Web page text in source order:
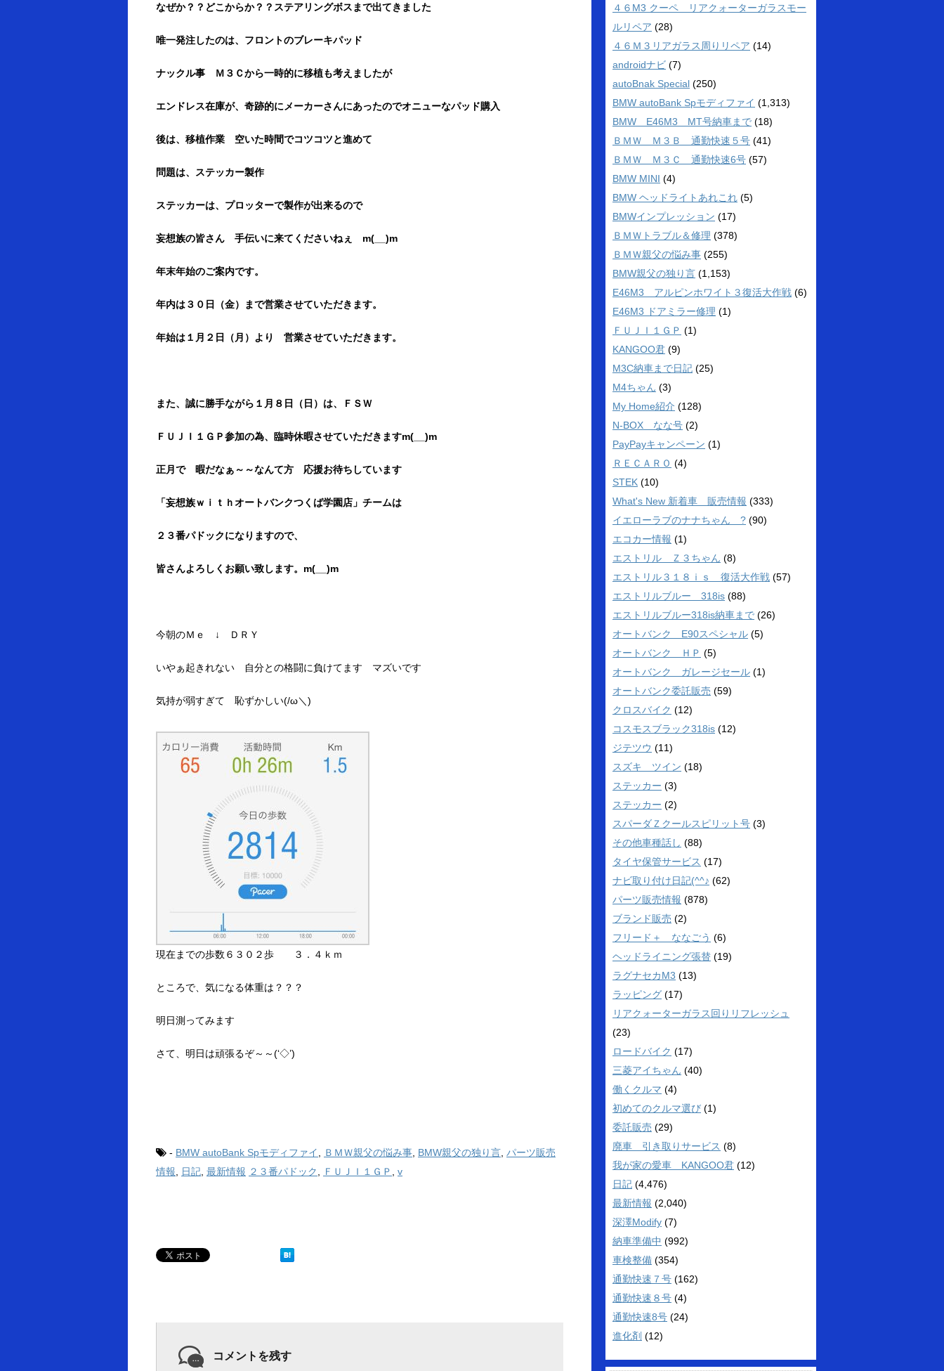
なぜか？？どこからか？？ステアリングボスまで出てきました
唯一発注したのは、フロントのブレーキパッド
ナックル事 Ｍ３Ｃから一時的に移植も考えましたが
エンドレス在庫が、奇跡的にメーカーさんにあったのでオニューなパッド購入
後は、移植作業 空いた時間でコツコツと進めて
問題は、ステッカー製作
ステッカーは、プロッターで製作が出来るので
妄想族の皆さん 手伝いに来てくださいねぇ m(__)m
年末年始のご案内です。
年内は３０日（金）まで営業させていただきます。
年始は１月２日（月）より 営業させていただきます。
また、誠に勝手ながら１月８日（日）は、ＦＳＷ
ＦＵＪＩ１ＧＰ参加の為、臨時休暇させていただきますm(__)m
正月で 暇だなぁ～～なんて方 応援お待ちしています
「妄想族ｗｉｔｈオートバンクつくば学園店」チームは
２３番パドックになりますので、
皆さんよろしくお願い致します。m(__)m
今朝のＭｅ ↓ ＤＲＹ
いやぁ起きれない 自分との格闘に負けてます マズいです
気持が弱すぎて 恥ずかしい(/ω＼)
現在までの歩数６３０２歩 ３．４ｋｍ
ところで、気になる体重は？？？
明日測ってみます
さて、明日は頑張るぞ～～(‘◇’)ゞ
- BMW autoBank Spモディファイ ＢＭＷ親父の悩み事 BMW親父の独り言 パーツ販売
情報
日記 最新情報 ２３番パドック ＦＵＪＩ１ＧＰ v
コメントを残す
４６M3 クーペ リアクォーターガラスモー
ルリペア (28)
４６Ｍ３リアガラス周りリペア (14)
androidナビ (7)
autoBnak Special (250)
BMW autoBank Spモディファイ (1,313)
BMW E46M3 MT号納車まで (18)
ＢＭＷ Ｍ３Ｂ 通勤快速５号 (41)
ＢＭＷ Ｍ３Ｃ 通勤快速6号 (57)
BMW MINI (4)
BMW ヘッドライトあれこれ (5)
BMWインプレッション (17)
ＢＭＷトラブル＆修理 (378)
ＢＭＷ親父の悩み事 (255)
BMW親父の独り言 (1,153)
E46M3 アルピンホワイト３復活大作戦 (6)
E46M3 ドアミラー修理 (1)
ＦＵＪＩ１ＧＰ (1)
KANGOO君 (9)
M3C納車まで日記 (25)
M4ちゃん (3)
My Home紹介 (128)
N-BOX なな号 (2)
PayPayキャンペーン (1)
ＲＥＣＡＲＯ (4)
STEK (10)
What's New 新着車 販売情報 (333)
イエローラブのナナちゃん ? (90)
エコカー情報 (1)
エストリル Ｚ３ちゃん (8)
エストリル３１８ｉｓ 復活大作戦 (57)
エストリルブルー 318is (88)
エストリルブルー318is納車まで (26)
オートバンク E90スペシャル (5)
オートバンク ＨＰ (5)
オートバンク ガレージセール (1)
オートバンク委託販売 (59)
クロスバイク (12)
コスモスブラック318is (12)
ジテツウ (11)
スズキ ツイン (18)
ステッカー (3)
ステッカー (2)
スパーダＺクールスピリット号 (3)
その他車種話し (88)
タイヤ保管サービス (17)
ナビ取り付け日記(^^♪ (62)
パーツ販売情報 (878)
ブランド販売 (2)
フリード＋ ななごう (6)
ヘッドライニング張替 (19)
ラグナセカM3 (13)
ラッピング (17)
リアクォーターガラス回りリフレッシュ
(23)
ロードバイク (17)
三菱アイちゃん (40)
働くクルマ (4)
初めてのクルマ選び (1)
委託販売 (29)
廃車 引き取りサービス (8)
我が家の愛車 KANGOO君 (12)
日記 (4,476)
最新情報 (2,040)
深澤Modify (7)
納車準備中 (992)
車検整備 (354)
通勤快速７号 (162)
通勤快速８号 (4)
通勤快速8号 (24)
進化剤 (12)